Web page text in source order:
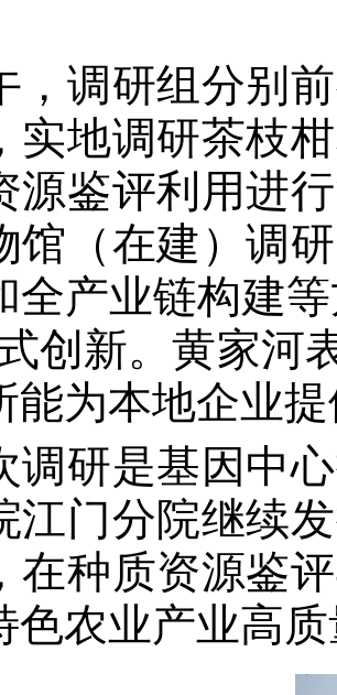
研组分别前
实地调研茶枝
源鉴评利用进
馆（在建）调
全产业链构建
创新。黄家河
能为本地企业
是基因中心
江门分院继续
在种质资源鉴
色农业产业高